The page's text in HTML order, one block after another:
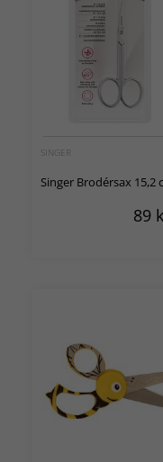
SINGER
Singer Brodérsax 15,2
89